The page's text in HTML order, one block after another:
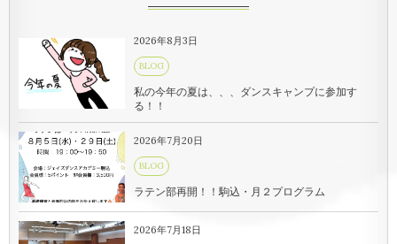
2026年8月3日
BLOG
私の今年の夏は、、、ダンスキャンプに参加す
る！！
2026年7月20日
BLOG
ラテン部再開！！駒込・月２プログラム
2026年7月18日